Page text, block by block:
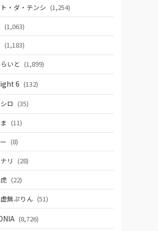
・ダ・テンシ (1,254)
(1,063)
(1,183)
いと (1,899)
6 (132)
ロ (35)
(11)
(8)
リ (28)
(22)
無ぷりん (51)
(8,726)